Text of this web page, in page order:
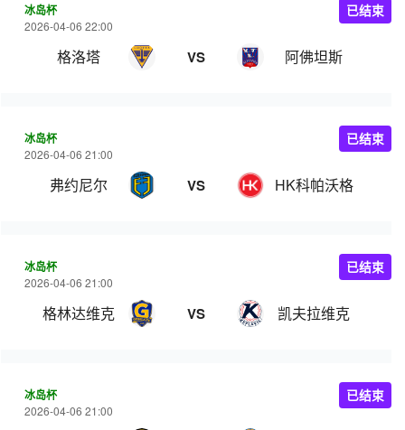
冰岛杯
2026-04-06 22:00
格洛塔 VS 阿佛坦斯
已结束
冰岛杯
2026-04-06 21:00
弗约尼尔 VS HK科帕沃格
已结束
冰岛杯
2026-04-06 21:00
格林达维克 VS 凯夫拉维克
已结束
冰岛杯
2026-04-06 21:00
已结束